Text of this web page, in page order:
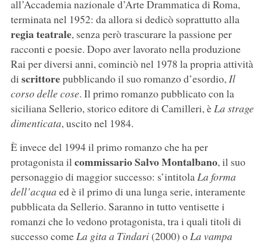
all’Accademia nazionale d’Arte Drammatica di Roma,
terminata nel 1952: da allora si dedicò soprattutto alla
regia teatrale, senza però trascurare la passione per
racconti e poesie. Dopo aver lavorato nella produzione
Rai per diversi anni, cominciò nel 1978 la propria attività
di scrittorepubblicando il suo romanzo d’esordio,Il
corso delle cose. Il primo romanzo pubblicato con la
siciliana Sellerio, storico editore di Camilleri, èLa strage
dimenticata, uscito nel 1984.
È invece del 1994 il primo romanzo che ha per
protagonista ilcommissario Salvo Montalbano, il suo
personaggio di maggior successo: s’intitolaLa forma
dell’acqua ed è il primo di una lunga serie, interamente
pubblicata da Sellerio. Saranno in tutto ventisette i
romanzi che lo vedono protagonista, tra i quali titoli di
successo comeLa gita a Tindari(2000) oLa vampa